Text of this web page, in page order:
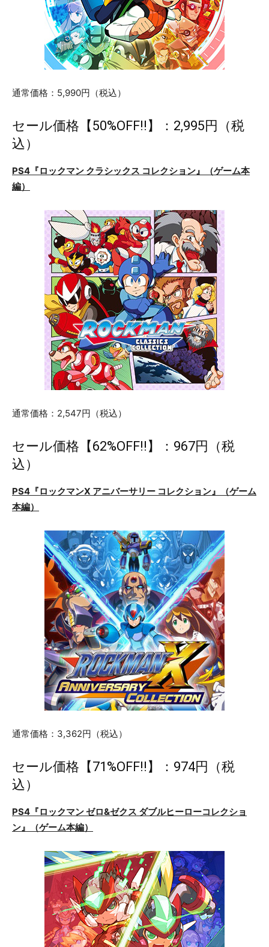
通常価格：5,990円（税込）
セール価格【50%OFF!!】：2,995円（税
込）
PS4『ロックマン クラシックス コレクション』（ゲーム本
編）
通常価格：2,547円（税込）
セール価格【62%OFF!!】：967円（税
込）
PS4『ロックマンX アニバーサリー コレクション』（ゲーム
本編）
通常価格：3,362円（税込）
セール価格【71%OFF!!】：974円（税
込）
PS4『ロックマン ゼロ&ゼクス ダブルヒーローコレクショ
ン』（ゲーム本編）